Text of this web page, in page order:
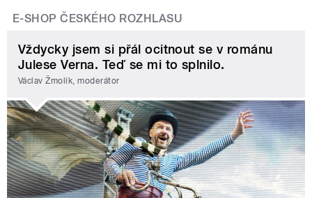
E-SHOP ČESKÉHO ROZHLASU
Vždycky jsem si přál ocitnout se v románu
Julese Verna. Teď se mi to splnilo.
Václav Žmolík, moderátor